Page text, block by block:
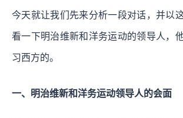
今天就让我们先来分析一段对话，并以
看一下明治维新和洋务运动的领导人，
习西方的。
一、明治维新和洋务运动领导人的会面